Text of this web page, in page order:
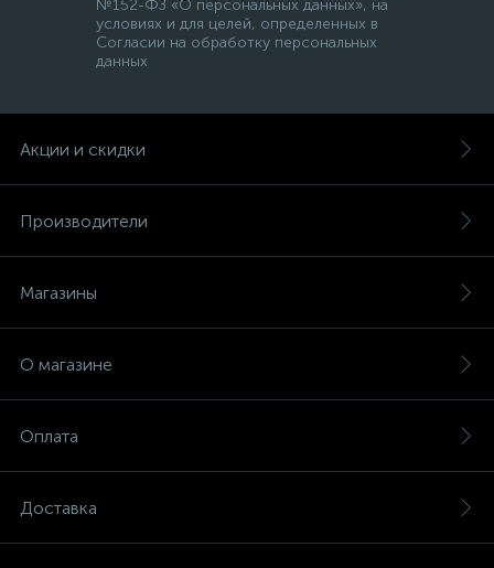
№152-ФЗ «О персональных данных», на
условиях и для целей, определенных в
Согласии на обработку персональных
данных
Акции и скидки
Производители
Магазины
О магазине
Оплата
Доставка